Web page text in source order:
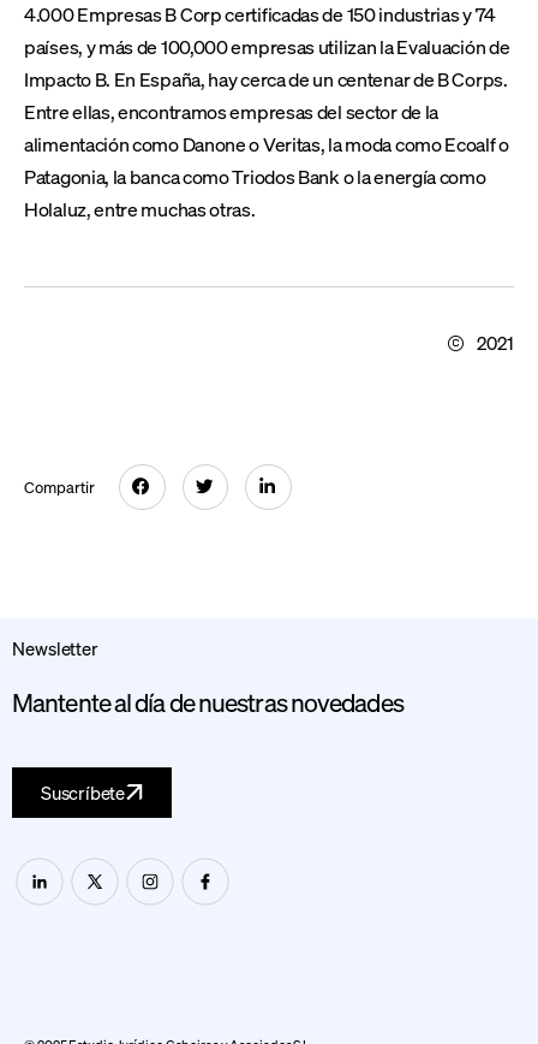
4.000 Empresas B Corp certificadas de 150 industrias y 74
países, y más de 100,000 empresas utilizan la Evaluación de
Impacto B. En España, hay cerca de un centenar de B Corps.
Entre ellas, encontramos empresas del sector de la
alimentación como Danone o Veritas, la moda como Ecoalf o
Patagonia, la banca como Triodos Bank o la energía como
Holaluz, entre muchas otras.
2021
Compartir
Newsletter
Mantente al día de nuestras novedades
Suscríbete